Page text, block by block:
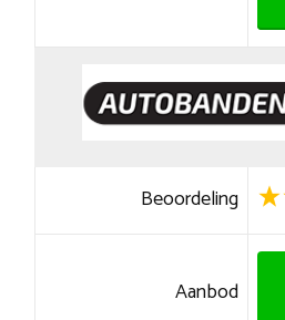
Beoordeling
Aanbod